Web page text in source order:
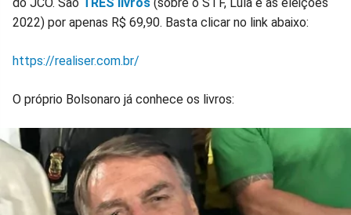
2022) por apenas R$ 69,90. Basta clicar no link abaixo:
https://realiser.com.br/
O próprio Bolsonaro já conhece os livros: